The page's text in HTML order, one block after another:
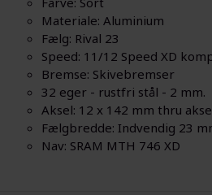
Materiale: Aluminium
Fælg: Rival 23
Speed: 11/12 Speed XD
Bremse: Skivebremser
32 eger - rustfri stål - 2 mm.
Aksel: 12 x 142 mm thru
Fælgbredde: Indvendig 23
Nav: SRAM MTH 746 XD